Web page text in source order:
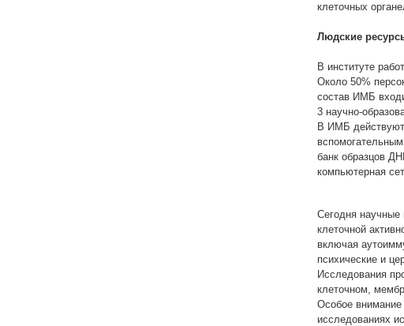
клеточных
Людские
В институте
Около 50%
состав ИМБ
3 научно-
В ИМБ
банк образцов
компьютерная
Сегодня
клеточной
включая
психические и
Исследования
клеточном,
Особое
исследованиях